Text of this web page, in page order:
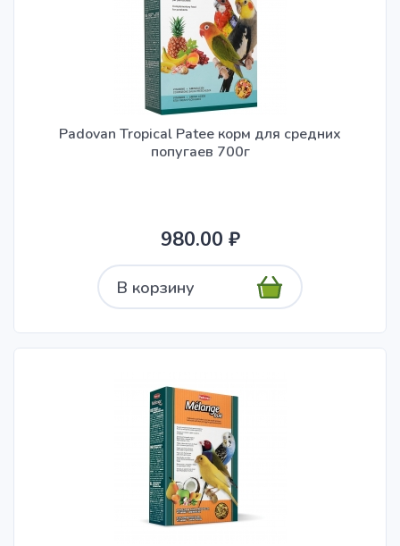
Padovan Tropical Patee корм для средних
попугаев 700г
980.00 ₽
В корзину